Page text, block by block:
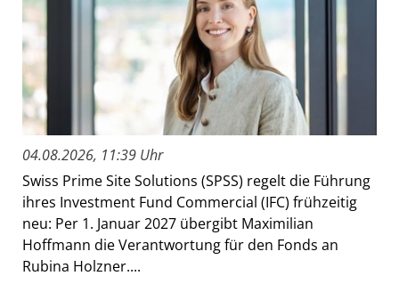
04.08.2026, 11:39 Uhr
Swiss Prime Site Solutions (SPSS) regelt die Führung
ihres Investment Fund Commercial (IFC) frühzeitig
neu: Per 1. Januar 2027 übergibt Maximilian
Hoffmann die Verantwortung für den Fonds an
Rubina Holzner....